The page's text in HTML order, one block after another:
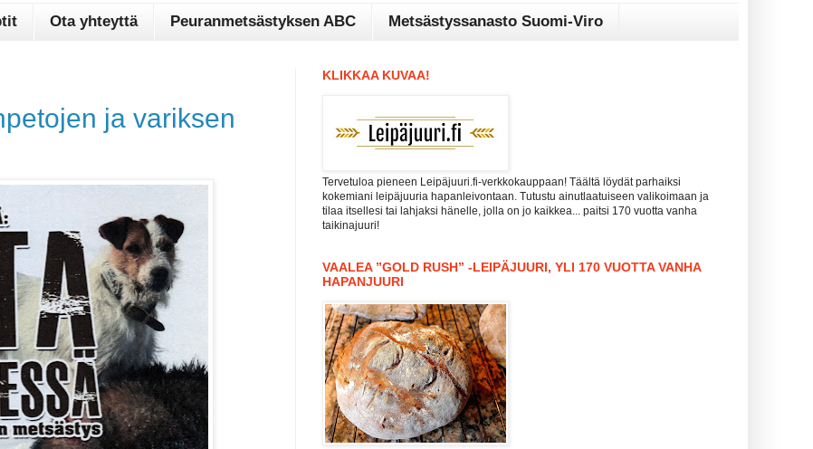
Ota yhteyttä Peuranmetsästyksen ABC Metsästyssanasto Suomi-Viro
ja variksen
KLIKKAA KUVAA!
Tervetuloa pieneen Leipäjuuri.fi-verkkokauppaan! Täältä löydät parhaiksi
kokemiani leipäjuuria hapanleivontaan. Tutustu ainutlaatuiseen valikoimaan ja
tilaa itsellesi tai lahjaksi hänelle, jolla on jo kaikkea... paitsi 170 vuotta vanha
taikinajuuri!
VAALEA ”GOLD RUSH” -LEIPÄJUURI, YLI 170 VUOTTA VANHA
HAPANJUURI